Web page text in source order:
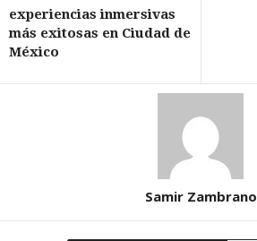
experiencias inmersivas
más exitosas en Ciudad de
México
Samir Zambrano